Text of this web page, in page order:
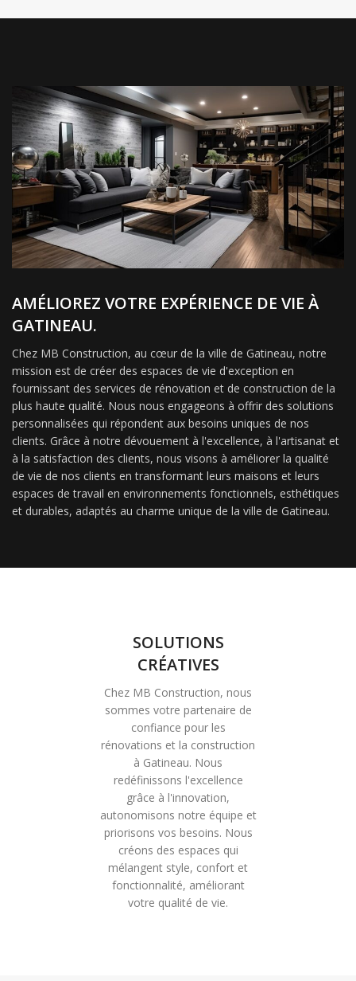
AMÉLIOREZ VOTRE EXPÉRIENCE DE VIE À
GATINEAU.
Chez MB Construction, au cœur de la ville de Gatineau, notre
mission est de créer des espaces de vie d'exception en
fournissant des services de rénovation et de construction de la
plus haute qualité. Nous nous engageons à offrir des solutions
personnalisées qui répondent aux besoins uniques de nos
clients. Grâce à notre dévouement à l'excellence, à l'artisanat et
à la satisfaction des clients, nous visons à améliorer la qualité
de vie de nos clients en transformant leurs maisons et leurs
espaces de travail en environnements fonctionnels, esthétiques
et durables, adaptés au charme unique de la ville de Gatineau.
SOLUTIONS
CRÉATIVES
Chez MB Construction, nous
sommes votre partenaire de
confiance pour les
rénovations et la construction
à Gatineau. Nous
redéfinissons l'excellence
grâce à l'innovation,
autonomisons notre équipe et
priorisons vos besoins. Nous
créons des espaces qui
mélangent style, confort et
fonctionnalité, améliorant
votre qualité de vie.